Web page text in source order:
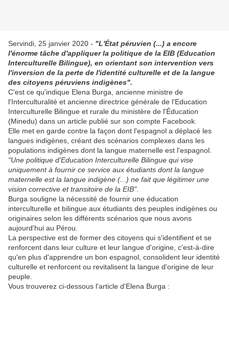
Servindi, 25 janvier 2020 - "L'État péruvien (...) a encore
l'énorme tâche d'appliquer la politique de la EIB (Education
Interculturelle Bilingue), en orientant son intervention vers
l'inversion de la perte de l'identité culturelle et de la langue
des citoyens péruviens indigènes".
C'est ce qu'indique Elena Burga, ancienne ministre de
l'Interculturalité et ancienne directrice générale de l'Education
Interculturelle Bilingue et rurale du ministère de l'Éducation
(Minedu) dans un article publié sur son compte Facebook.
Elle met en garde contre la façon dont l'espagnol a déplacé les
langues indigènes, créant des scénarios complexes dans les
populations indigènes dont la langue maternelle est l'espagnol.
"Une politique d'Education Interculturelle Bilingue qui vise
uniquement à fournir ce service aux étudiants dont la langue
maternelle est la langue indigène (...) ne fait que légitimer une
vision corrective et transitoire de la EIB".
Burga souligne la nécessité de fournir une éducation
interculturelle et bilingue aux étudiants des peuples indigènes ou
originaires selon les différents scénarios que nous avons
aujourd'hui au Pérou.
La perspective est de former des citoyens qui s'identifient et se
renforcent dans leur culture et leur langue d'origine, c'est-à-dire
qu'en plus d'apprendre un bon espagnol, consolident leur identité
culturelle et renforcent ou revitalisent la langue d'origine de leur
peuple.
Vous trouverez ci-dessous l'article d'Elena Burga :